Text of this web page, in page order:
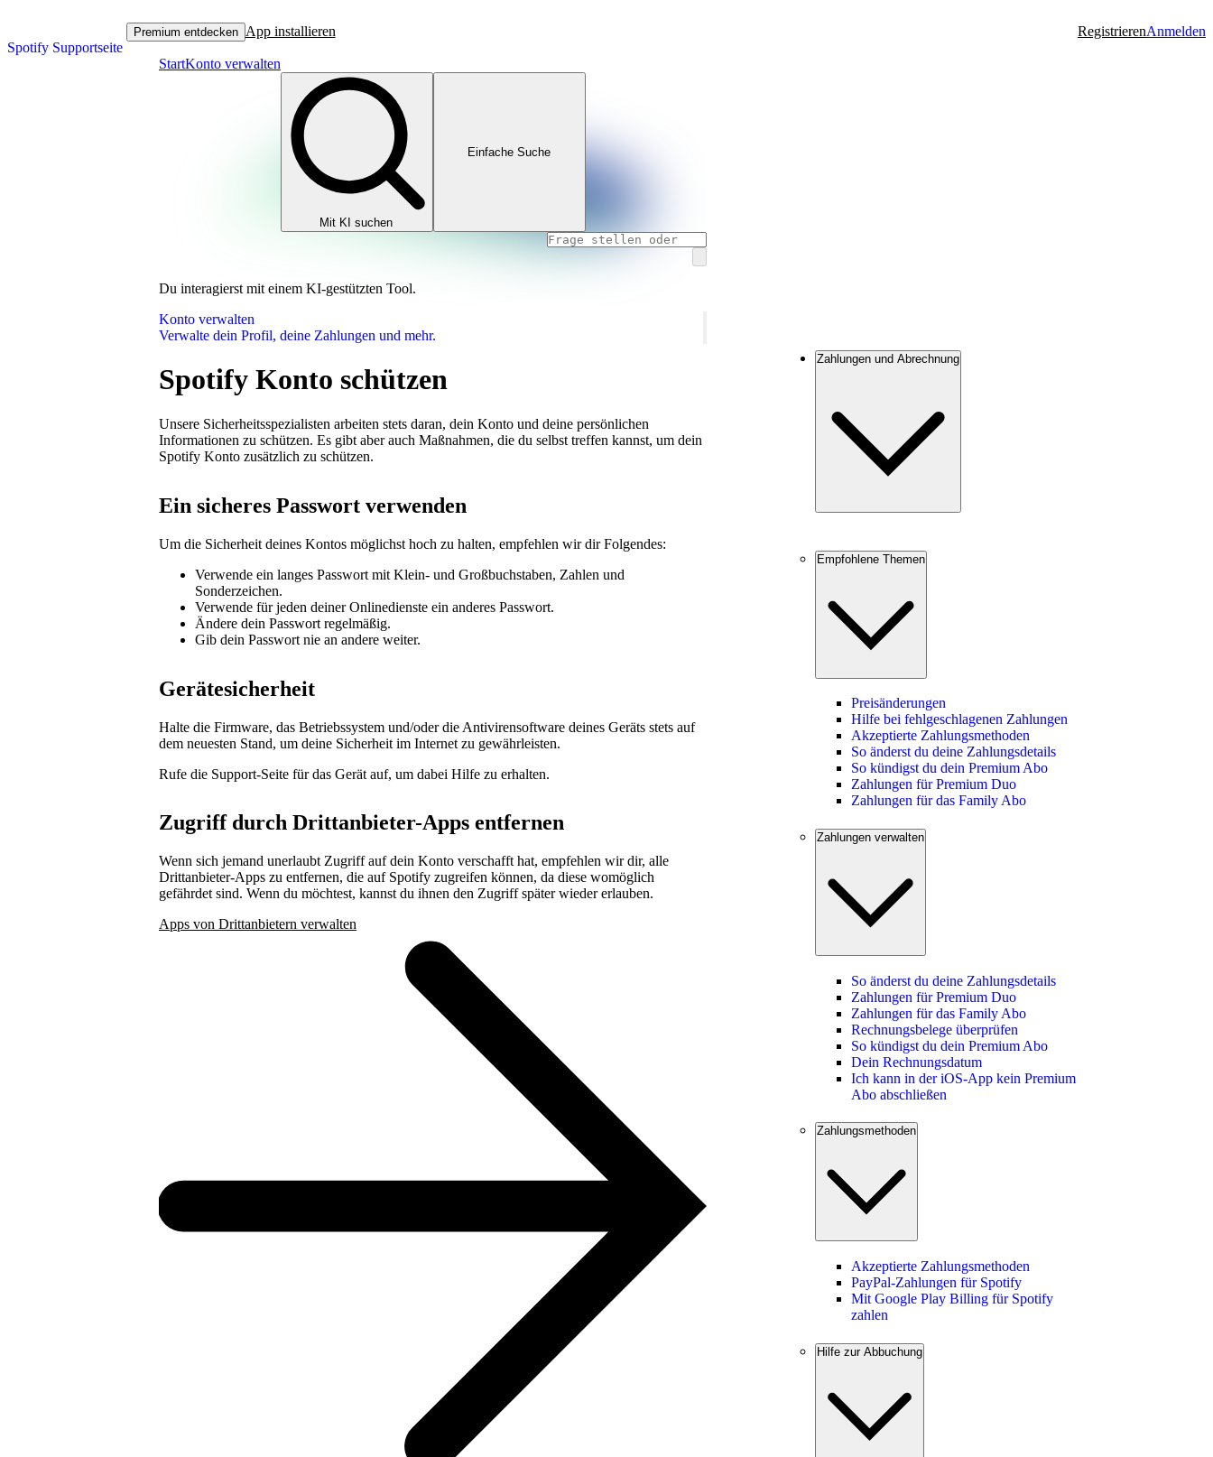
Spotify Supportseite
Premium entdecken App installieren RegistrierenAnmelden
StartKonto verwalten
Mit KI suchen
Einfache Suche
Du interagierst mit einem KI-gestützten Tool.
Konto verwalten
Verwalte dein Profil, deine Zahlungen und mehr.
Spotify Konto schützen
Unsere Sicherheitsspezialisten arbeiten stets daran, dein Konto und deine persönlichen
Informationen zu schützen. Es gibt aber auch Maßnahmen, die du selbst treffen kannst, um dein
Spotify Konto zusätzlich zu schützen.
Ein sicheres Passwort verwenden
Um die Sicherheit deines Kontos möglichst hoch zu halten, empfehlen wir dir Folgendes:
Verwende ein langes Passwort mit Klein- und Großbuchstaben, Zahlen und
Sonderzeichen.
Verwende für jeden deiner Onlinedienste ein anderes Passwort.
Ändere dein Passwort regelmäßig.
Gib dein Passwort nie an andere weiter.
Gerätesicherheit
Halte die Firmware, das Betriebssystem und/oder die Antivirensoftware deines Geräts stets auf
dem neuesten Stand, um deine Sicherheit im Internet zu gewährleisten.
Rufe die Support-Seite für das Gerät auf, um dabei Hilfe zu erhalten.
Zugriff durch Drittanbieter-Apps entfernen
Wenn sich jemand unerlaubt Zugriff auf dein Konto verschafft hat, empfehlen wir dir, alle
Drittanbieter-Apps zu entfernen, die auf Spotify zugreifen können, da diese womöglich
gefährdet sind. Wenn du möchtest, kannst du ihnen den Zugriff später wieder erlauben.
Apps von Drittanbietern verwalten
Zahlungen und Abrechnung
Empfohlene Themen
Preisänderungen
Hilfe bei fehlgeschlagenen Zahlungen
Akzeptierte Zahlungsmethoden
So änderst du deine Zahlungsdetails
So kündigst du dein Premium Abo
Zahlungen für Premium Duo
Zahlungen für das Family Abo
Zahlungen verwalten
So änderst du deine Zahlungsdetails
Zahlungen für Premium Duo
Zahlungen für das Family Abo
Rechnungsbelege überprüfen
So kündigst du dein Premium Abo
Dein Rechnungsdatum
Ich kann in der iOS-App kein Premium
Abo abschließen
Zahlungsmethoden
Akzeptierte Zahlungsmethoden
PayPal-Zahlungen für Spotify
Mit Google Play Billing für Spotify
zahlen
Hilfe zur Abbuchung